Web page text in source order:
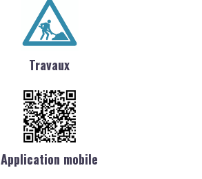
Travaux
Application mobile